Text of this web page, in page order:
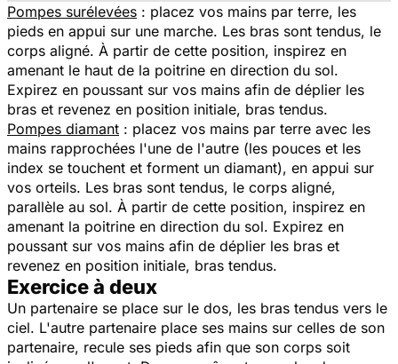
Pompes surélevées : placez vos mains par terre, les
pieds en appui sur une marche. Les bras sont tendus, le
corps aligné. À partir de cette position, inspirez en
amenant le haut de la poitrine en direction du sol.
Expirez en poussant sur vos mains afin de déplier les
bras et revenez en position initiale, bras tendus.
Pompes diamant : placez vos mains par terre avec les
mains rapprochées l'une de l'autre (les pouces et les
index se touchent et forment un diamant), en appui sur
vos orteils. Les bras sont tendus, le corps aligné,
parallèle au sol. À partir de cette position, inspirez en
amenant la poitrine en direction du sol. Expirez en
poussant sur vos mains afin de déplier les bras et
revenez en position initiale, bras tendus.
Exercice à deux
Un partenaire se place sur le dos, les bras tendus vers le
ciel. L'autre partenaire place ses mains sur celles de son
partenaire, recule ses pieds afin que son corps soit